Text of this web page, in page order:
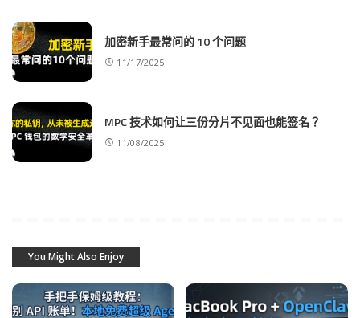
加密新手最常问的 10 个问题
11/17/2025
MPC 技术如何让三份分片不见面也能签名？
11/08/2025
You Might Also Enjoy